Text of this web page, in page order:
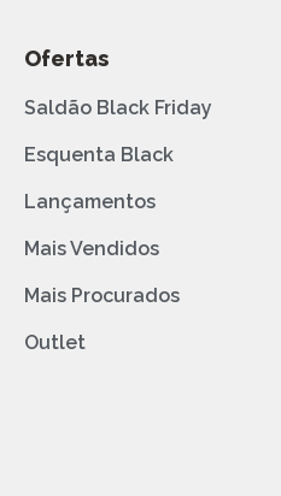
Ofertas
Saldão Black Friday
Esquenta Black
Lançamentos
Mais Vendidos
Mais Procurados
Outlet